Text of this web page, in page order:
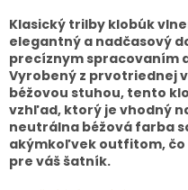
Klasický trilby klobúk
elegantný a nadčasový
precíznym spracovaním
Vyrobený z prvotriednej
béžovou stuhou, tento
vzhľad, ktorý je vhodný
neutrálna béžová farba
akýmkoľvek outfitom, čo
pre váš šatník.